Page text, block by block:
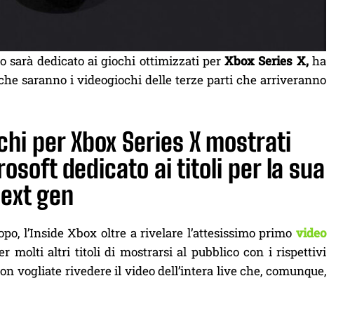
sarà dedicato ai giochi ottimizzati perXbox Series X,ha
saranno i videogiochi delle terze parti che arriveranno
per Xbox Series X mostrati
dedicato ai titoli per la sua
gen
l’Inside Xbox oltre a rivelare l’attesissimo primo video
molti altri titoli di mostrarsi al pubblico con i rispettivi
vogliate rivedere il video dell’intera live che, comunque,